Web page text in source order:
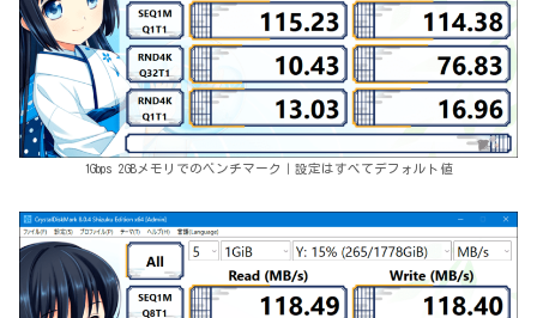
1Gbps 2GBメモリでのベンチマーク｜設定はすべてデフォルト値